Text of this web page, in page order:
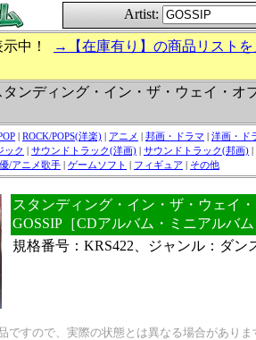
Artist:
示中！
→【在庫有り】の商品リストを
ンディング・イン・ザ・ウェイ・オ
| ROCK/POPS(洋楽) | アニメ | 邦画・ドラマ | 洋画・ド
ック | サウンドトラック(洋画) | サウンドトラック(邦画) |
/アニメ歌手 | ゲームソフト | フィギュア | その他
スタンディング・イン・ザ・ウェイ
GOSSIP［CDアルバム・ミニアルバ
規格番号：KRS422、ジャンル：ダン
ですので、実際の状態とは異なる場合があり